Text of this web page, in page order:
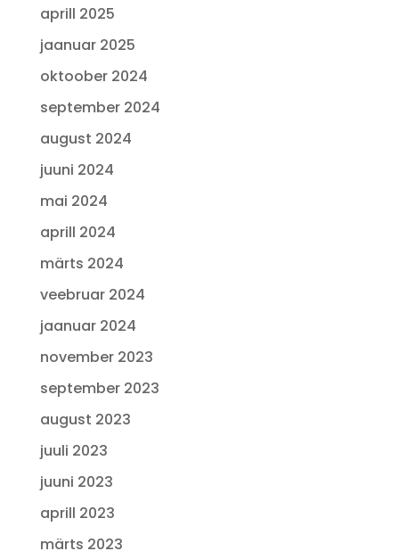
aprill 2025
jaanuar 2025
oktoober 2024
september 2024
august 2024
juuni 2024
mai 2024
aprill 2024
märts 2024
veebruar 2024
jaanuar 2024
november 2023
september 2023
august 2023
juuli 2023
juuni 2023
aprill 2023
märts 2023